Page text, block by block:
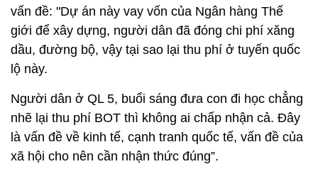
vấn đề: "Dự án này vay vốn của Ngân hàng Thế
giới để xây dựng, người dân đã đóng chi phí xăng
dầu, đường bộ, vậy tại sao lại thu phí ở tuyến quốc
lộ này.
Người dân ở QL 5, buổi sáng đưa con đi học chẳng
nhẽ lại thu phí BOT thì không ai chấp nhận cả. Đây
là vấn đề về kinh tế, cạnh tranh quốc tế, vấn đề của
xã hội cho nên cần nhận thức đúng”.